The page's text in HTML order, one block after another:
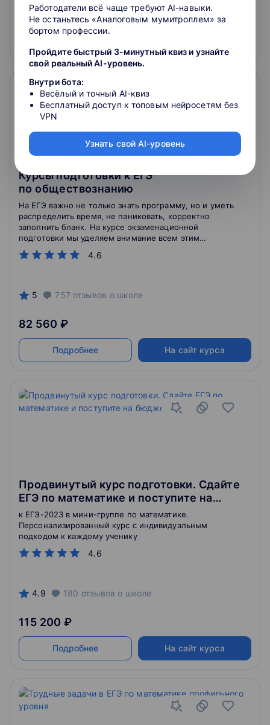
5 900 ₽
Курсы подготовки к ЕГЭ
по обществознанию
4.6
На ЕГЭ важно не только знать программу, но и уметь
распределить время, не паниковать, корректно
заполнить бланк. На курсе экзаменационной
подготовки мы уделяем внимание всем этим
нюансам
5 757 отзывов о школе
82 560 ₽
Подробнее На сайт курса
Продвинутый курс подготовки. Сдайте
ЕГЭ по математике и поступите на
бюджет
4.6
к ЕГЭ-2023 в мини-группе по математике.
Персонализированный курс с индивидуальным
подходом к каждому ученику
4.9 180 отзывов о школе
115 200 ₽
Подробнее На сайт курса
Работодатели всё чаще требуют AI-навыки.
Не останьтесь «Аналоговым мумитроллем» за
бортом профессии.
Пройдите быстрый 3-минутный квиз и узнайте
свой реальный AI-уровень.
Внутри бота:
Весёлый и точный AI-квиз
Бесплатный доступ к топовым нейросетям без
VPN
Узнать свой AI-уровень